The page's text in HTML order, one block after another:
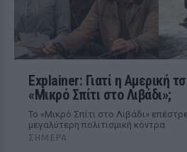
Explainer: Γιατί η Αμερική
«Μικρό Σπίτι στο Λιβάδι»;
Το «Μικρό Σπίτι στο Λιβάδι»
μεγαλύτερη πολιτισμική κόντρα
ΣΉΜΕΡΑ